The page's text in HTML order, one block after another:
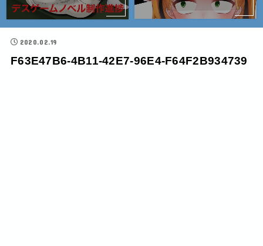
2020.02.19
F63E47B6-4B11-42E7-96E4-F64F2B934739